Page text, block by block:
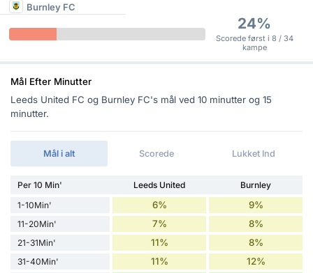
Burnley FC
24%
Scorede først i 8 / 34
kampe
Mål Efter Minutter
Leeds United FC og Burnley FC's mål ved 10 minutter og 15
minutter.
Mål i alt Scorede Lukket Ind
Per 10 Min' Leeds United
Burnley
1-10Min'
6% 9%
11-20Min' 7% 8%
21-31Min' 11% 8%
31-40Min' 11% 12%